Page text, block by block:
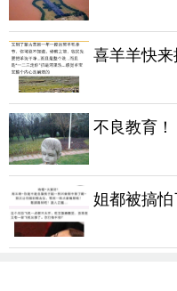
喜羊羊快来
不良教育！
姐都被搞怕